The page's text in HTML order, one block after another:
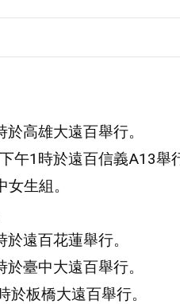
高雄大遠百舉行。
午1時於遠百信義A13舉
生組。
遠百花蓮舉行。
臺中大遠百舉行。
板橋大遠百舉行。